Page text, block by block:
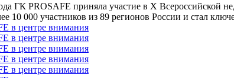
ГК PROSAFE приняла участие в X
10 000 участников из 89 регионов России и стал